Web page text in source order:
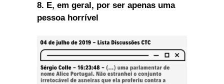
8. E, em geral, por ser apenas uma
pessoa horrível